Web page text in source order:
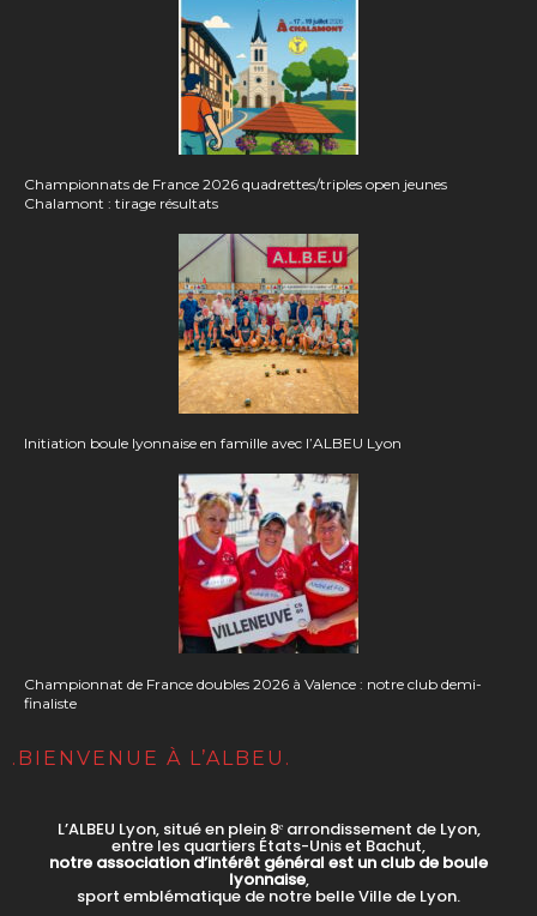
Championnats de France 2026 quadrettes/triples open jeunes
Chalamont : tirage résultats
Initiation boule lyonnaise en famille avec l’ALBEU Lyon
Championnat de France doubles 2026 à Valence : notre club demi-
finaliste
.BIENVENUE À L’ALBEU.
L’ALBEU Lyon, situé en plein 8ᵉ arrondissement de Lyon,
entre les quartiers États-Unis et Bachut,
notre association d’intérêt général est un club de boule
lyonnaise,
sport emblématique de notre belle Ville de Lyon.